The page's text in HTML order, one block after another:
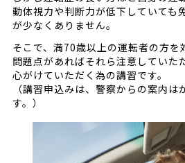
動体視力や判断力が低下していても
が少なくありません。
そこで、満70歳以上の運転者の方を
問題点があればそれら注意していた
心がけていただく為の講習です。
（講習申込みは、警察からの案内は
す。）